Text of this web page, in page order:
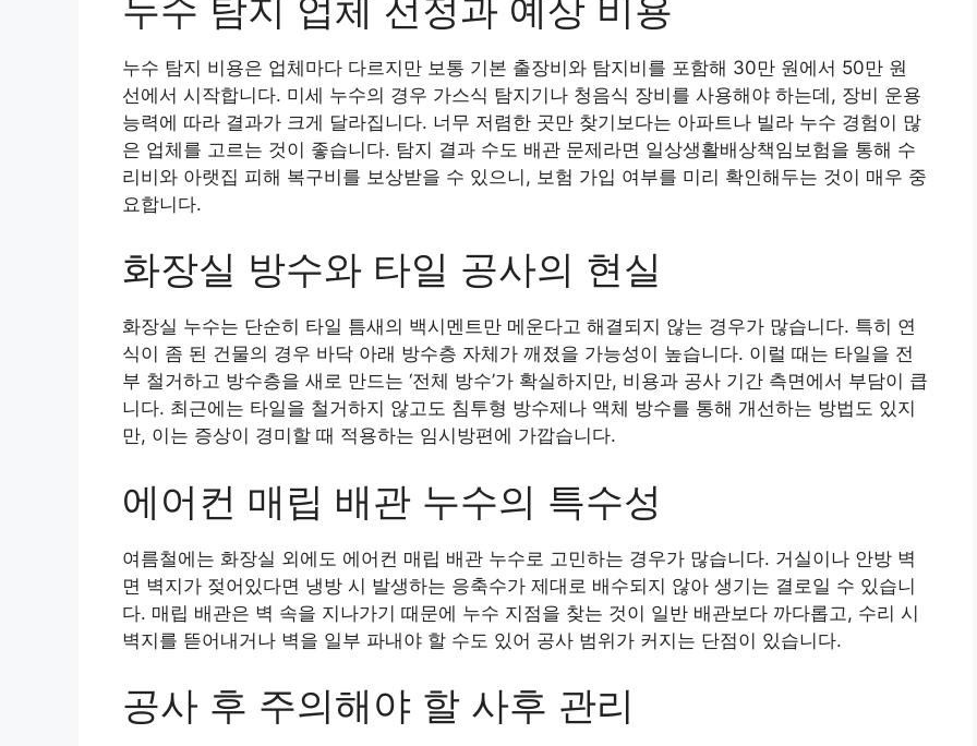
누수 탐지 업체 선정과 예상 비용
누수 탐지 비용은 업체마다 다르지만 보통 기본 출장비와 탐지비를 포함해 30만 원에서 50만 원
선에서 시작합니다. 미세 누수의 경우 가스식 탐지기나 청음식 장비를 사용해야 하는데, 장비 운용
능력에 따라 결과가 크게 달라집니다. 너무 저렴한 곳만 찾기보다는 아파트나 빌라 누수 경험이 많
은 업체를 고르는 것이 좋습니다. 탐지 결과 수도 배관 문제라면 일상생활배상책임보험을 통해 수
리비와 아랫집 피해 복구비를 보상받을 수 있으니, 보험 가입 여부를 미리 확인해두는 것이 매우 중
요합니다.
화장실 방수와 타일 공사의 현실
화장실 누수는 단순히 타일 틈새의 백시멘트만 메운다고 해결되지 않는 경우가 많습니다. 특히 연
식이 좀 된 건물의 경우 바닥 아래 방수층 자체가 깨졌을 가능성이 높습니다. 이럴 때는 타일을 전
부 철거하고 방수층을 새로 만드는 ‘전체 방수’가 확실하지만, 비용과 공사 기간 측면에서 부담이 큽
니다. 최근에는 타일을 철거하지 않고도 침투형 방수제나 액체 방수를 통해 개선하는 방법도 있지
만, 이는 증상이 경미할 때 적용하는 임시방편에 가깝습니다.
에어컨 매립 배관 누수의 특수성
여름철에는 화장실 외에도 에어컨 매립 배관 누수로 고민하는 경우가 많습니다. 거실이나 안방 벽
면 벽지가 젖어있다면 냉방 시 발생하는 응축수가 제대로 배수되지 않아 생기는 결로일 수 있습니
다. 매립 배관은 벽 속을 지나가기 때문에 누수 지점을 찾는 것이 일반 배관보다 까다롭고, 수리 시
벽지를 뜯어내거나 벽을 일부 파내야 할 수도 있어 공사 범위가 커지는 단점이 있습니다.
공사 후 주의해야 할 사후 관리